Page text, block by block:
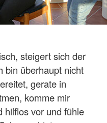
steigert sich der
bin überhaupt nicht
gerate in
komme mir
hilflos vor und fühle